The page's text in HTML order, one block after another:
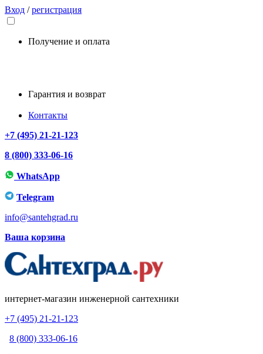
Вход /регистрация
Получение и оплата
Гарантия и возврат
Контакты
+7 (495) 21-21-123
8 (800) 333-06-16
WhatsApp
Telegram
info@santehgrad.ru
Ваша корзина
интернет-магазин инженерной сантехники
+7 (495) 21-21-123
8 (800) 333-06-16